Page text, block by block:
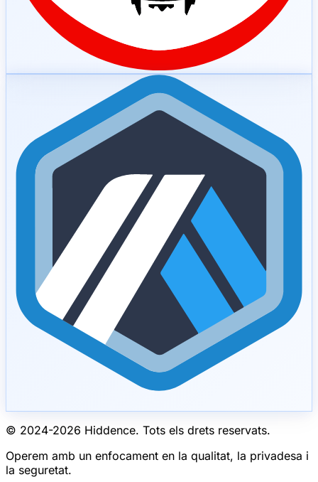
© 2024-2026 Hiddence. Tots els drets reservats.
Operem amb un enfocament en la qualitat, la privadesa i
la seguretat.